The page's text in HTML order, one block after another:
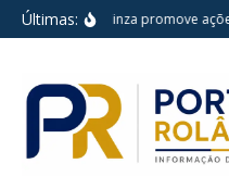
Ir para o conteúdo
Últimas:Agosto Cinza promove